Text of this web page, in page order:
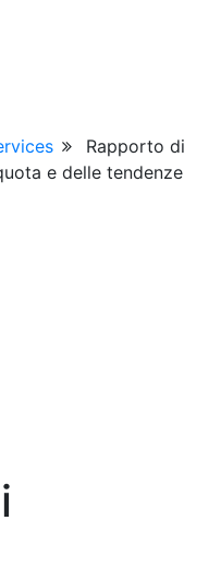
Rapporto di
e delle tendenze